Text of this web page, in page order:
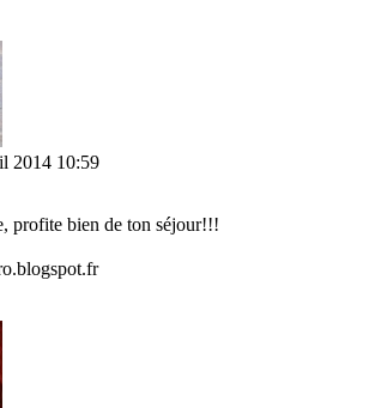
2014 10:59
profite bien de ton séjour!!!